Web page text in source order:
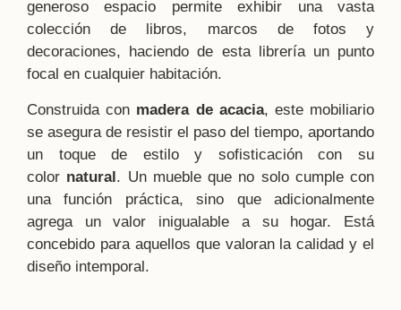
generoso espacio permite exhibir una vasta
colección de libros, marcos de fotos y
decoraciones, haciendo de esta librería un punto
focal en cualquier habitación.
Construida con madera de acacia, este mobiliario
se asegura de resistir el paso del tiempo, aportando
un toque de estilo y sofisticación con su
color natural. Un mueble que no solo cumple con
una función práctica, sino que adicionalmente
agrega un valor inigualable a su hogar. Está
concebido para aquellos que valoran la calidad y el
diseño intemporal.